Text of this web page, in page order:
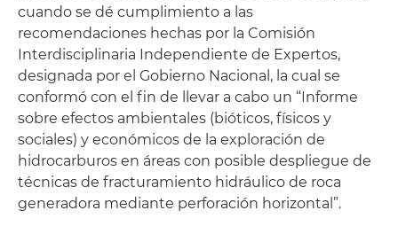
cuando se dé cumplimiento a las
recomendaciones hechas por la Comisión
Interdisciplinaria Independiente de Expertos,
designada por el Gobierno Nacional, la cual se
conformó con el fin de llevar a cabo un “Informe
sobre efectos ambientales (bióticos, físicos y
sociales) y económicos de la exploración de
hidrocarburos en áreas con posible despliegue de
técnicas de fracturamiento hidráulico de roca
generadora mediante perforación horizontal”.